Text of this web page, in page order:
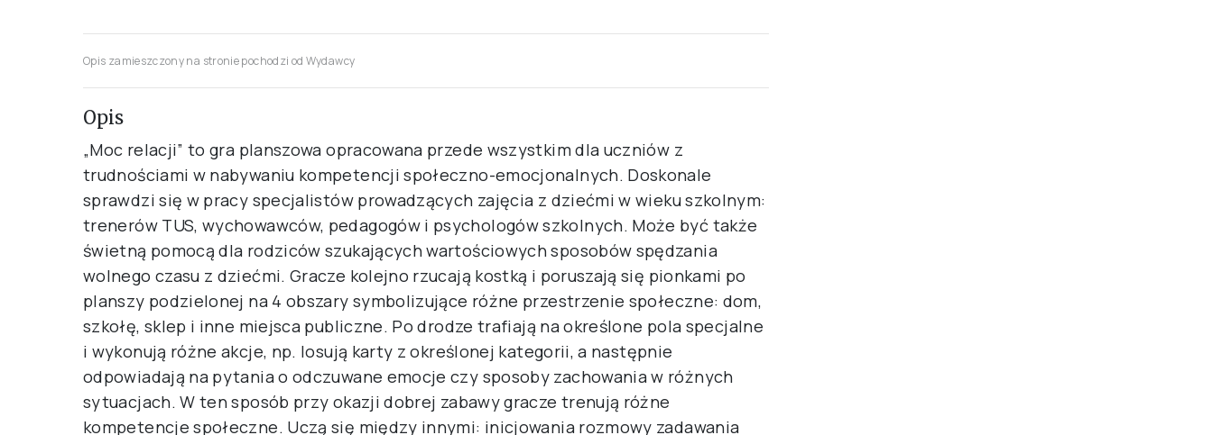
Opis zamieszczony na stronie pochodzi od Wydawcy
Opis
„Moc relacji” to gra planszowa opracowana przede wszystkim dla uczniów z
trudnościami w nabywaniu kompetencji społeczno-emocjonalnych. Doskonale
sprawdzi się w pracy specjalistów prowadzących zajęcia z dziećmi w wieku szkolnym:
trenerów TUS, wychowawców, pedagogów i psychologów szkolnych. Może być także
świetną pomocą dla rodziców szukających wartościowych sposobów spędzania
wolnego czasu z dziećmi. Gracze kolejno rzucają kostką i poruszają się pionkami po
planszy podzielonej na 4 obszary symbolizujące różne przestrzenie społeczne: dom,
szkołę, sklep i inne miejsca publiczne. Po drodze trafiają na określone pola specjalne
i wykonują różne akcje, np. losują karty z określonej kategorii, a następnie
odpowiadają na pytania o odczuwane emocje czy sposoby zachowania w różnych
sytuacjach. W ten sposób przy okazji dobrej zabawy gracze trenują różne
kompetencje społeczne. Uczą się między innymi: inicjowania rozmowy zadawania